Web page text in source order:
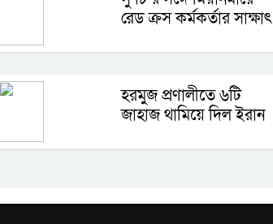
রেড ক্রস কর্মকর্তার সাক্ষাৎ
হরমুজ প্রণালীতে ৬টি
জাহাজ থামিয়ে দিল ইরান